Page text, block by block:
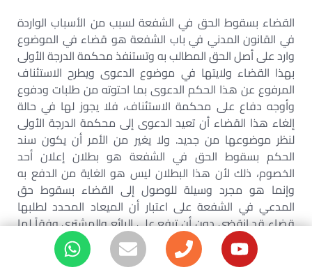
القضاء بسقوط الحق في الشفعة لسبب من الأسباب الواردة
في القانون المدني في باب الشفعة هو قضاء في الموضوع
وارد على أصل الحق المطالب به وتستنفذ محكمة الدرجة الأولى
بهذا القضاء ولايتها في موضوع الدعوى ويطرح الاستئناف
المرفوع عن هذا الحكم الدعوى بما احتوته من طلبات ودفوع
وأوجه دفاع على محكمة الاستئناف، فلا يجوز لها في حالة
إلغاء هذا القضاء أن تعيد الدعوى إلى محكمة الدرجة الأولى
لنظر موضوعها من جديد. ولا يغير من الأمر أن يكون سند
الحكم بسقوط الحق في الشفعة هو بطلان إعلان أحد
الخصوم، ذلك لأن هذا البطلان ليس هو الغاية من الدفع به
وإنما هو مجرد وسيلة للوصول إلى القضاء بسقوط حق
المدعي في الشفعة على اعتبار أن الميعاد المحدد لطلبها
قضاء قد انقضى دون أن ترفع على البائع والمشتري وفقاً لما
يتطلبه القانون ومن ثم فلا يصح النظر إلى هذا البطلان مستقلًا
عن الغاية من التمسك به والأثر المترتب عليه.